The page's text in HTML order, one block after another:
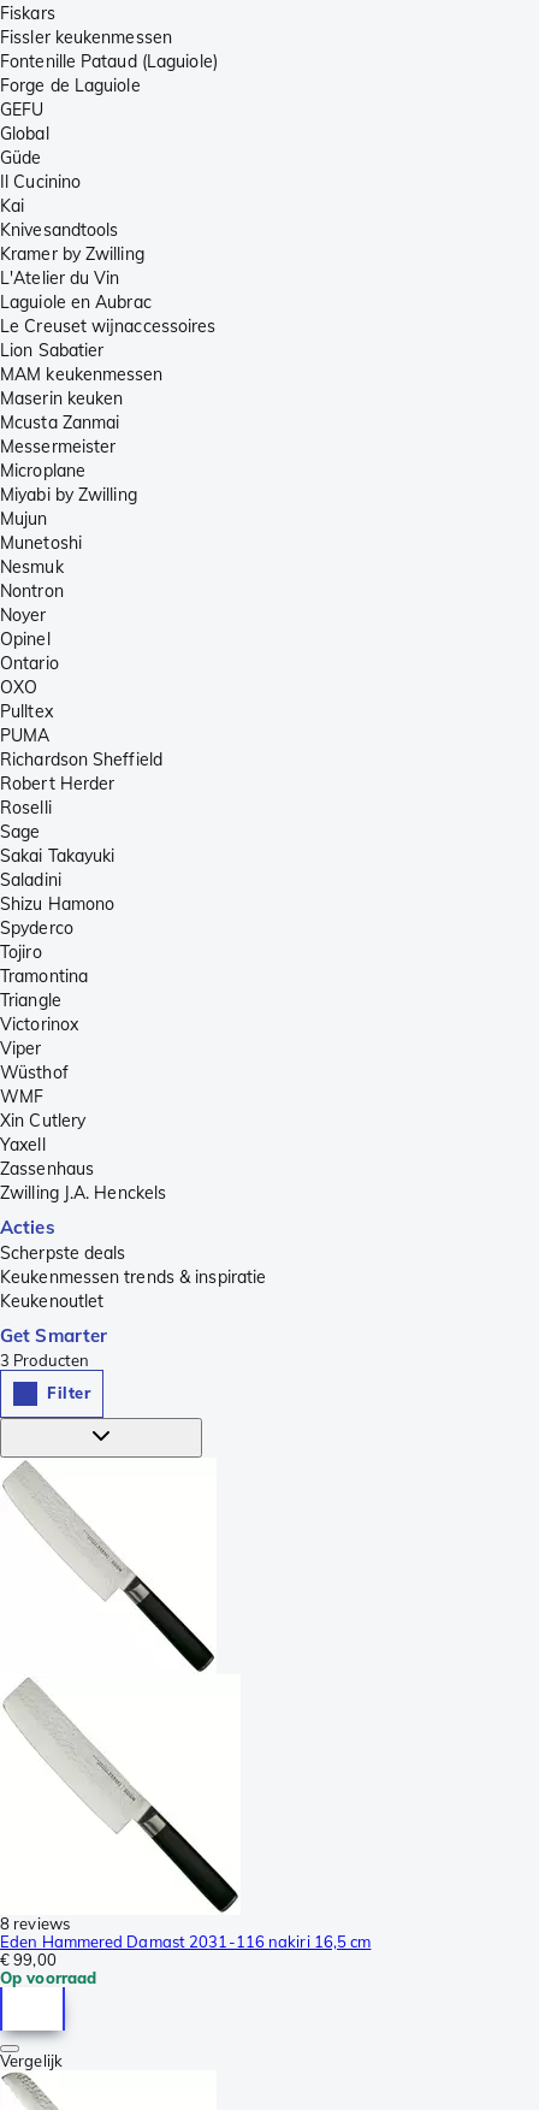
Fiskars
Fissler keukenmessen
Fontenille Pataud (Laguiole)
Forge de Laguiole
GEFU
Global
Güde
Il Cucinino
Kai
Knivesandtools
Kramer by Zwilling
L'Atelier du Vin
Laguiole en Aubrac
Le Creuset wijnaccessoires
Lion Sabatier
MAM keukenmessen
Maserin keuken
Mcusta Zanmai
Messermeister
Microplane
Miyabi by Zwilling
Mujun
Munetoshi
Nesmuk
Nontron
Noyer
Opinel
Ontario
OXO
Pulltex
PUMA
Richardson Sheffield
Robert Herder
Roselli
Sage
Sakai Takayuki
Saladini
Shizu Hamono
Spyderco
Tojiro
Tramontina
Triangle
Victorinox
Viper
Wüsthof
WMF
Xin Cutlery
Yaxell
Zassenhaus
Zwilling J.A. Henckels
Acties
Scherpste deals
Keukenmessen trends & inspiratie
Keukenoutlet
Get Smarter
3 Producten
Filter
8 reviews
Eden Hammered Damast 2031-116 nakiri 16,5 cm
€ 99,00
Op voorraad
Vergelijk